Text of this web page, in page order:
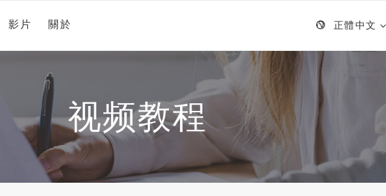
正體中文
影片 關於
视频教程